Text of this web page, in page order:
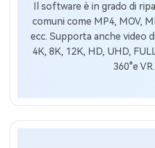
Il software è in grado di
comuni come MP4, MOV,
ecc. Supporta anche video
4K, 8K, 12K, HD, UHD,
360°e VR.